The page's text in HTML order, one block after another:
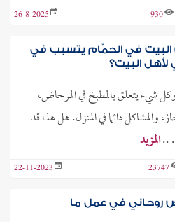
930
26-8-2025
في الحمَّام يتسبب في
لأهل البيت؟
شيء يتعلق بالمطبخ في المرحاض،
والمشاكل دائما في المنزل. هل هذا قد
..المزيد
23747
22-11-2023
روحاني في عمل ما